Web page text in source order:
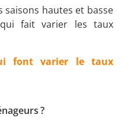
hautes et basse
fait varier les taux
font varier le taux
?